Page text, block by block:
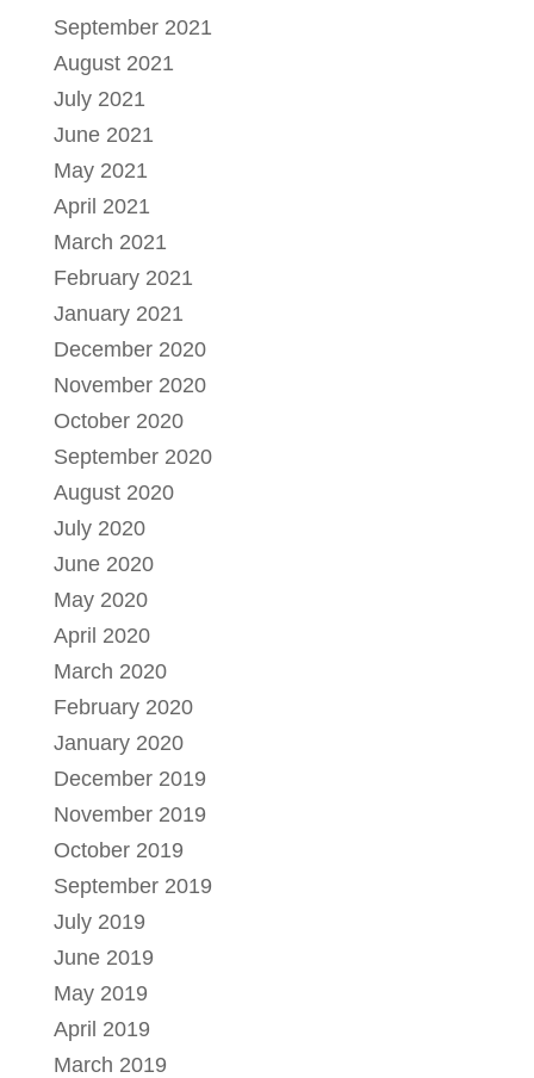
September 2021
August 2021
July 2021
June 2021
May 2021
April 2021
March 2021
February 2021
January 2021
December 2020
November 2020
October 2020
September 2020
August 2020
July 2020
June 2020
May 2020
April 2020
March 2020
February 2020
January 2020
December 2019
November 2019
October 2019
September 2019
July 2019
June 2019
May 2019
April 2019
March 2019